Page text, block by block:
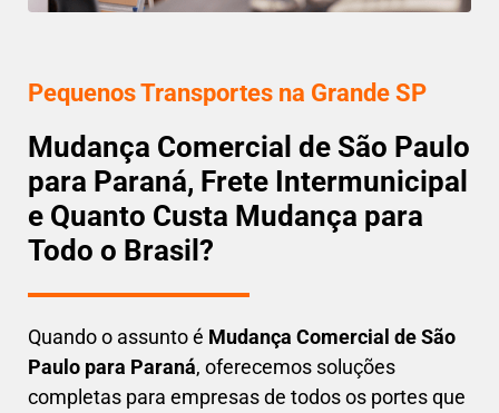
Pequenos Transportes na Grande SP
Mudança Comercial de São Paulo
para Paraná, Frete Intermunicipal
e Quanto Custa Mudança para
Todo o Brasil?
Quando o assunto é Mudança Comercial de São
Paulo para Paraná, oferecemos soluções
completas para empresas de todos os portes que